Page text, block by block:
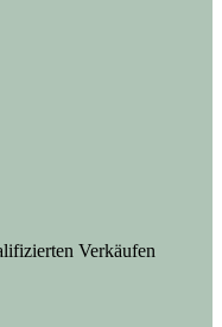
Verkäufen